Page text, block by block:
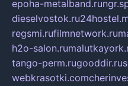
epoha-metalband.ru
dieselvostok.ru
regsmi.rufilmnetwork.ru
h2o-salon.ru
tango-perm.rugooddir.ru
webkrasotki.com